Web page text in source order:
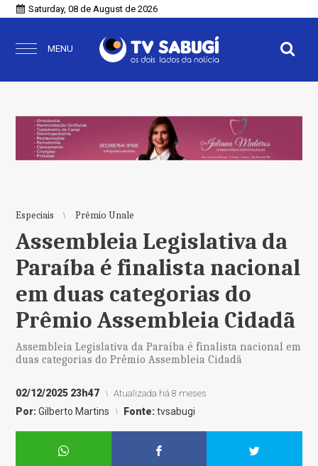
Saturday, 08 de August de 2026
MENU
Especiais Prêmio Unale
Assembleia Legislativa da
Paraíba é finalista nacional
em duas categorias do
Prêmio Assembleia Cidadã
Assembleia Legislativa da Paraíba é finalista nacional em
duas categorias do Prêmio Assembleia Cidadã
02/12/2025 23h47 Atualizada há 8 meses
Por:Gilberto Martins Fonte:tvsabugi